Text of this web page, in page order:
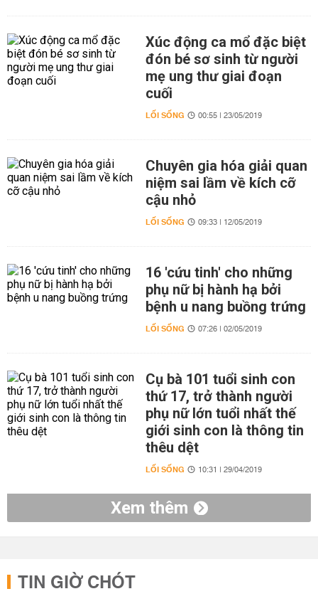
Xúc động ca mổ đặc biệt
đón bé sơ sinh từ người
mẹ ung thư giai đoạn
cuối
LỐI SỐNG 00:55 | 23/05/2019
Chuyên gia hóa giải quan
niệm sai lầm về kích cỡ
cậu nhỏ
LỐI SỐNG 09:33 | 12/05/2019
16 'cứu tinh' cho những
phụ nữ bị hành hạ bởi
bệnh u nang buồng trứng
LỐI SỐNG 07:26 | 02/05/2019
Cụ bà 101 tuổi sinh con
thứ 17, trở thành người
phụ nữ lớn tuổi nhất thế
giới sinh con là thông tin
thêu dệt
LỐI SỐNG 10:31 | 29/04/2019
Xem thêm
TIN GIỜ CHÓT